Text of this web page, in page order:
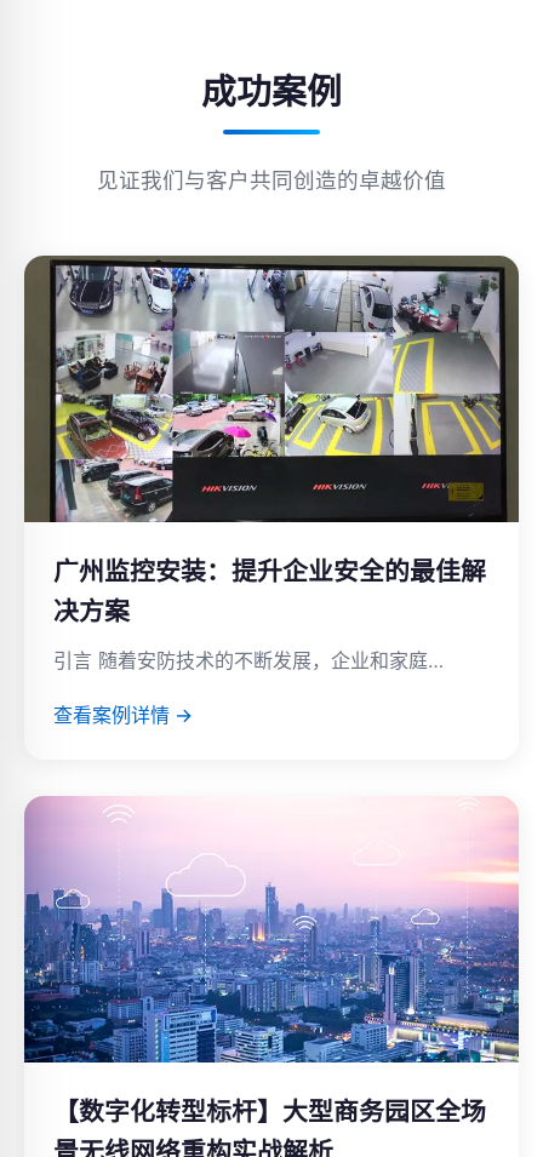
成功案例
见证我们与客户共同创造的卓越价值
广州监控安装：提升企业安全的最佳解
决方案
引言 随着安防技术的不断发展，企业和家庭…
查看案例详情 →
【数字化转型标杆】大型商务园区全场